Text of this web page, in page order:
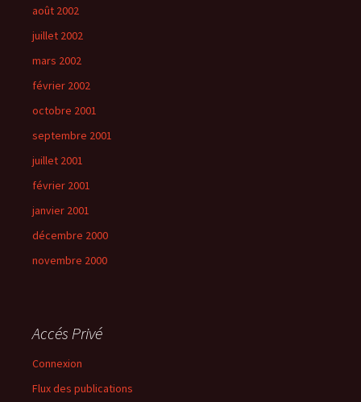
août 2002
juillet 2002
mars 2002
février 2002
octobre 2001
septembre 2001
juillet 2001
février 2001
janvier 2001
décembre 2000
novembre 2000
Accés Privé
Connexion
Flux des publications